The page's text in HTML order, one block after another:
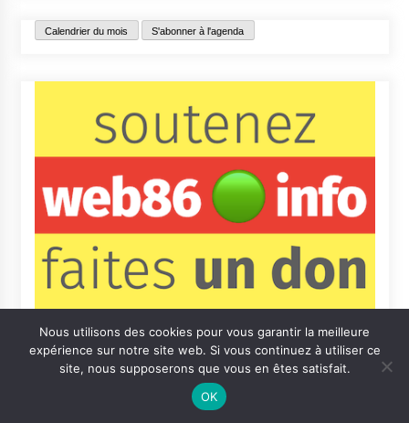
Calendrier du mois S'abonner à l'agenda
Qui sommes-nous ? Informations légales
Nous utilisons des cookies pour vous garantir la meilleure
expérience sur notre site web. Si vous continuez à utiliser ce
site, nous supposerons que vous en êtes satisfait.
OK